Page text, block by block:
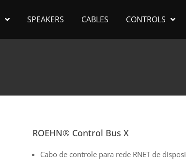
SPEAKERS CABLES CONTROLS
ROEHN® Control Bus X
Cabo de controle para rede RNET de